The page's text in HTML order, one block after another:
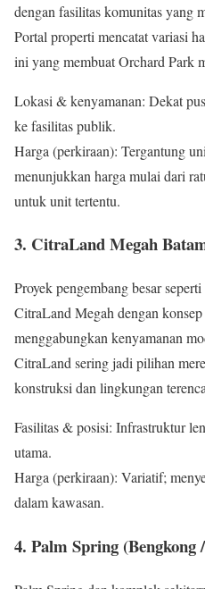
dengan fasilitas komunitas yang
Portal properti mencatat variasi
ini yang membuat Orchard Park
Lokasi & kenyamanan: Dekat
ke fasilitas publik.
Harga (perkiraan): Tergantung
menunjukkan harga mulai dari
untuk unit tertentu.
3. CitraLand Megah
Proyek pengembang besar
CitraLand Megah dengan
menggabungkan kenyamanan
CitraLand sering jadi pilihan
konstruksi dan lingkungan
Fasilitas & posisi: Infrastruktur
utama.
Harga (perkiraan): Variatif;
dalam kawasan.
4. Palm Spring (Bengkong